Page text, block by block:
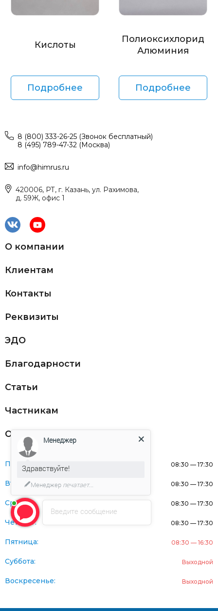
Кислоты
Подробнее
Полиоксихлорид
Алюминия
Подробнее
8 (800) 333-26-25 (Звонок бесплатный)
8 (495) 789-47-32 (Москва)
info@himrus.ru
420006, РТ, г. Казань, ул. Рахимова,
д. 59Ж, офис 1
О компании
Клиентам
Контакты
Реквизиты
ЭДО
Благодарности
Статьи
Частникам
Оферта
Понедельник: 08:30 — 17:30
Вторник: 08:30 — 17:30
Среда: 08:30 — 17:30
Четверг: 08:30 — 17:30
Пятница: 08:30 — 16:30
Суббота: Выходной
Воскресенье: Выходной
Введите сообщение
Менеджер
Здравствуйте!
Менеджер печатает...